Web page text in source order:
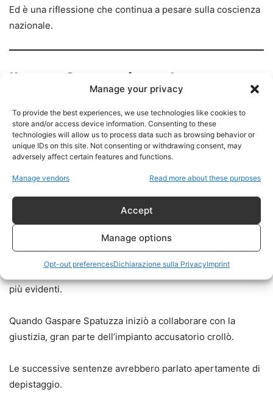
Manage your privacy
To provide the best experiences, we use technologies like cookies to
store and/or access device information. Consenting to these
technologies will allow us to process data such as browsing behavior or
unique IDs on this site. Not consenting or withdrawing consent, may
adversely affect certain features and functions.
Manage vendors Read more about these purposes
Accept
Manage options
Opt-out preferencesDichiarazione sulla PrivacyImprint
Ed è una riflessione che continua a pesare sulla coscienza
nazionale.
Il caso Scarantino e la
costruzione di una falsa verità
Dopo la strage di Via D’Amelio, invece di arrivare
rapidamente alla verità, il Paese imboccò una strada
diversa.
La figura di Vincenzo Scarantino divenne il pilastro delle
Le sue dichiarazioni portarono a processi e condanne.
più evidenti.
Quando Gaspare Spatuzza iniziò a collaborare con la
giustizia, gran parte dell’impianto accusatorio crollò.
Le successive sentenze avrebbero parlato apertamente di
depistaggio.